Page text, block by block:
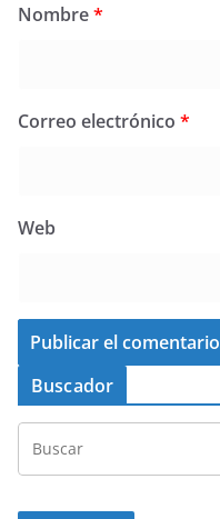
Nombre*
Correo electrónico *
Web
Buscador